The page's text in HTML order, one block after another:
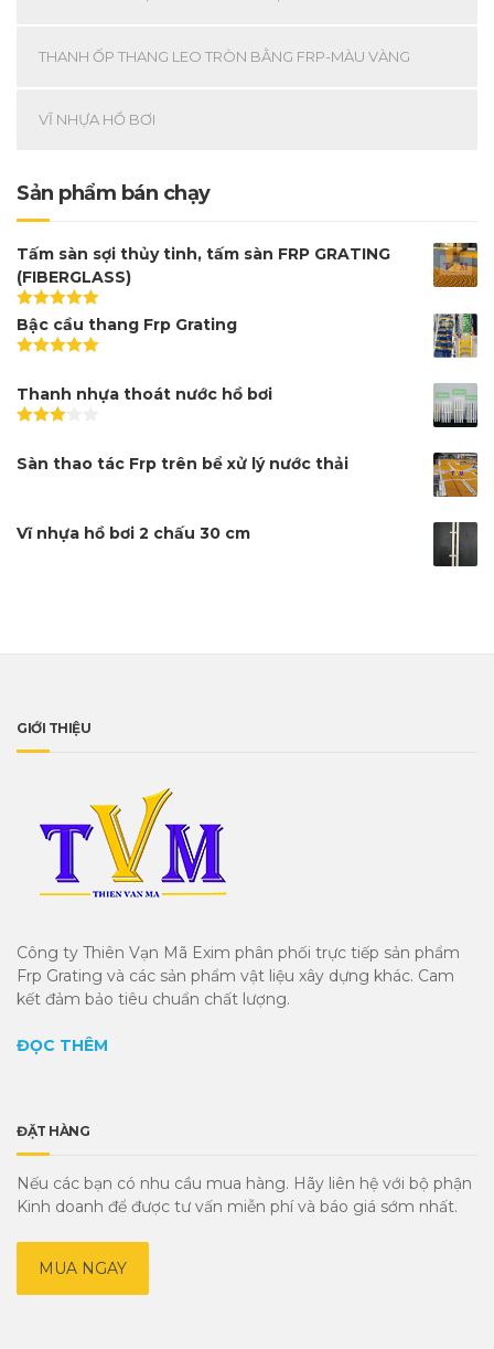
THANH ỐP THANG LEO TRÒN BẰNG FRP-MÀU VÀNG
VĨ NHỰA HỒ BƠI
Sản phẩm bán chạy
Tấm sàn sợi thủy tinh, tấm sàn FRP GRATING
(FIBERGLASS)
Được xếp
hạng
5.00
5
sao
Bậc cầu thang Frp Grating
sao
Thanh nhựa thoát nước hồ bơi
hạng
Sàn thao tác Frp trên bể xử lý nước thải
Vĩ nhựa hồ bơi 2 chấu 30 cm
GIỚI THIỆU
Công ty Thiên Vạn Mã Exim phân phối trực tiếp sản phẩm
Frp Grating và các sản phẩm vật liệu xây dựng khác. Cam
kết đảm bảo tiêu chuẩn chất lượng.
ĐỌC THÊM
ĐẶT HÀNG
Nếu các bạn có nhu cầu mua hàng. Hãy liên hệ với bộ phận
Kinh doanh để được tư vấn miễn phí và báo giá sớm nhất.
MUA NGAY